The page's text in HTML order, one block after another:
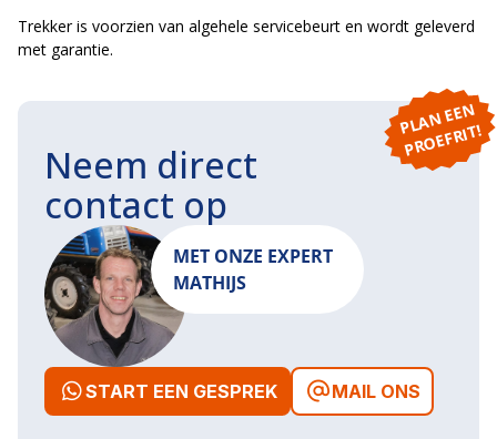
Trekker is voorzien van algehele servicebeurt en wordt geleverd
met garantie.
P
L
A
N
E
E
N
P
R
O
E
F
RI
T!
Neem direct
contact op
MET ONZE EXPERT
MATHIJS
START EEN GESPREK MAIL ONS